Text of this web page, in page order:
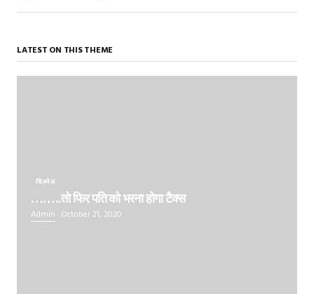
LATEST ON THIS THEME
बिज़नेस
……..तो फिर पति को भरना होगा टैक्स
Admin October 21, 2020